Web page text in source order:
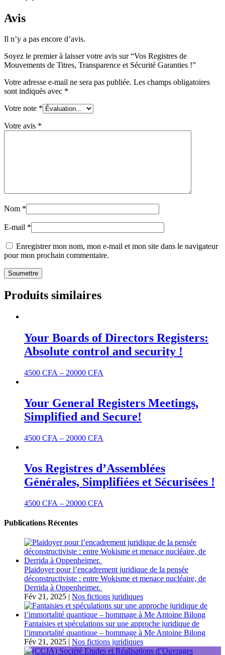
Avis
Il n’y a pas encore d’avis.
Soyez le premier à laisser votre avis sur “Vos Registres de
Mouvements de Titres, Transparence et Sécurité Garanties !”
Votre adresse e-mail ne sera pas publiée. Les champs obligatoires
sont indiqués avec *
Votre note *
Votre avis *
Nom *
E-mail *
Enregistrer mon nom, mon e-mail et mon site dans le navigateur
pour mon prochain commentaire.
Produits similaires
Your Boards of Directors Registers:
Absolute control and security !
4500 CFA – 20000 CFA
Your General Registers Meetings,
Simplified and Secure!
4500 CFA – 20000 CFA
Vos Registres d’Assemblées
Générales, Simplifiées et Sécurisées !
4500 CFA – 20000 CFA
Publications Récentes
Plaidoyer pour l’encadrement juridique de la pensée
déconstructiviste : entre Wokisme et menace nucléaire, de
Derrida à Oppenheimer.
Fév 21, 2025 | Nos fictions juridiques
Fantaisies et spéculations sur une approche juridique de
l’immortalité quantique – hommage à Me Antoine Bilong
Fév 21, 2025 | Nos fictions juridiques